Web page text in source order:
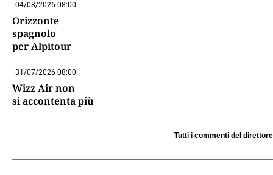
04/08/2026 08:00
Orizzonte
spagnolo
per Alpitour
31/07/2026 08:00
Wizz Air non
si accontenta più
Tutti i commenti del direttore